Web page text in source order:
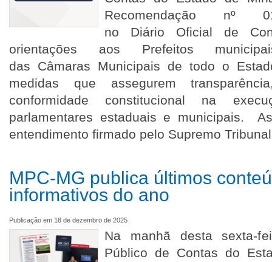
Recomendação nº
no Diário Oficial de
orientações aos Prefeitos
das Câmaras Municipais de todo o
medidas que assegurem
conformidade constitucional na
parlamentares estaduais e municipais.
entendimento firmado pelo Supremo
MPC-MG publica últimos
informativos do ano
Publicação em 18 de dezembro de 2025
Na manhã desta sexta-
Público de Contas do